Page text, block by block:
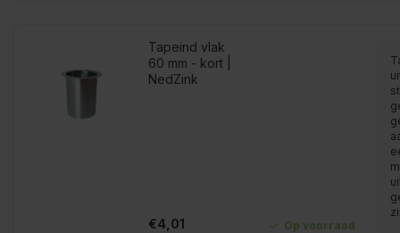
Tapeind vlak
60 mm - kort |
NedZink
€4,01 Op voorraad